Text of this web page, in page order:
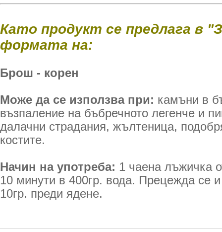
Като продукт се предлага в
формата на:
Брош - корен
Може да се използва при: камъни в
възпаление на бъбречното легенче и
далачни страдания, жълтеница,
костите.
Начин на употреба: 1 чаена лъжичка
10 минути в 400гр. вода. Прецежда се
10гр. преди ядене.